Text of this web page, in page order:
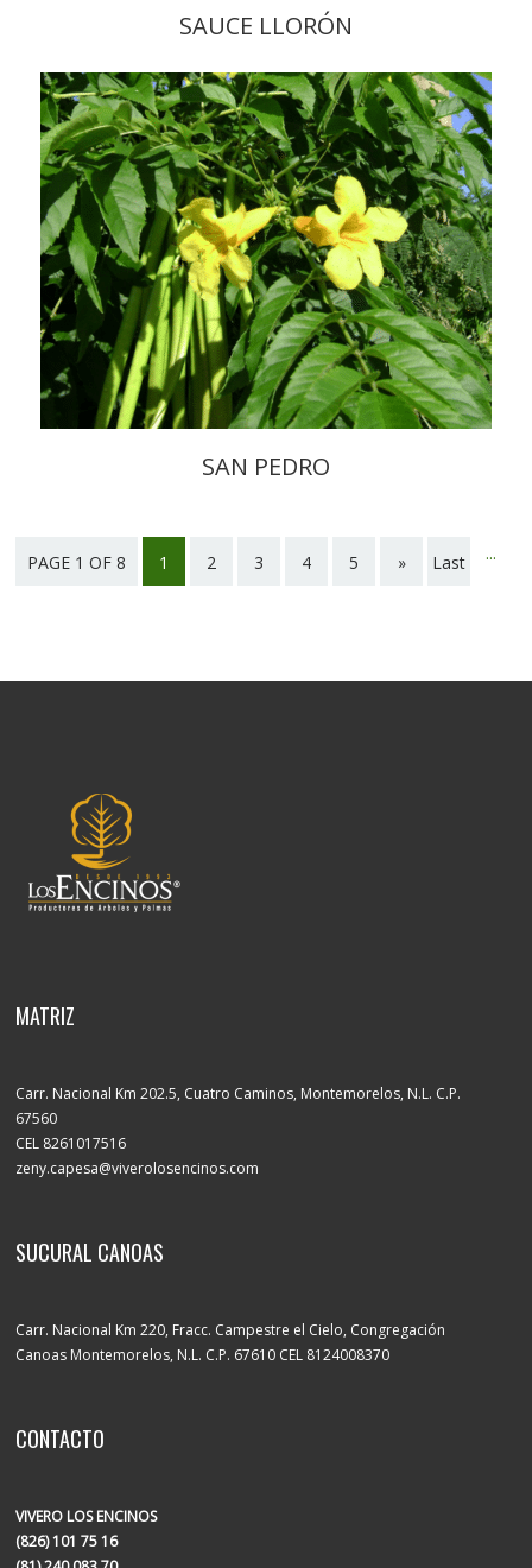
SAUCE LLORÓN
SAN PEDRO
PAGE 1 OF 8 1 2 3 4 5 » ...
Last
MATRIZ
Carr. Nacional Km 202.5, Cuatro Caminos, Montemorelos, N.L. C.P.
67560
CEL 8261017516
zeny.capesa@viverolosencinos.com
SUCURAL CANOAS
Carr. Nacional Km 220, Fracc. Campestre el Cielo, Congregación
Canoas Montemorelos, N.L. C.P. 67610 CEL 8124008370
CONTACTO
VIVERO LOS ENCINOS
(826) 101 75 16